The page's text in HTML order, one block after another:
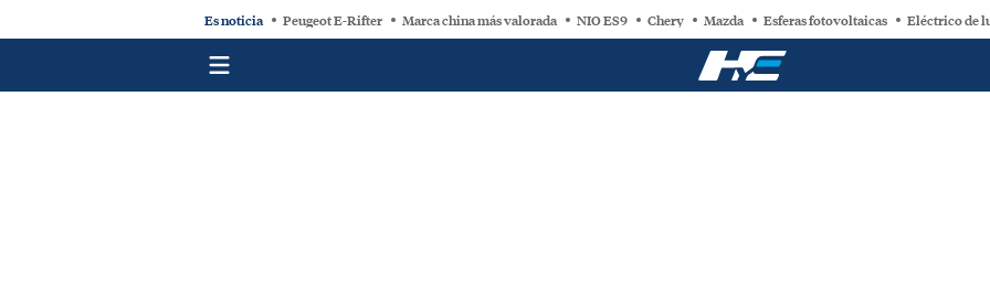
Es noticia Peugeot E-Rifter Marca china más valorada NIO ES9 Chery Mazda Esferas fotovoltaicas Eléctrico de